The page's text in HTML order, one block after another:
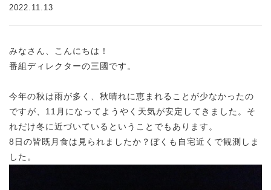
2022.11.13
みなさん、こんにちは！
番組ディレクターの三國です。
今年の秋は雨が多く、秋晴れに恵まれることが少なかったの
ですが、11月になってようやく天気が安定してきました。そ
れだけ冬に近づいているということでもあります。
8日の皆既月食は見られましたか？ぼくも自宅近くで観測しま
した。